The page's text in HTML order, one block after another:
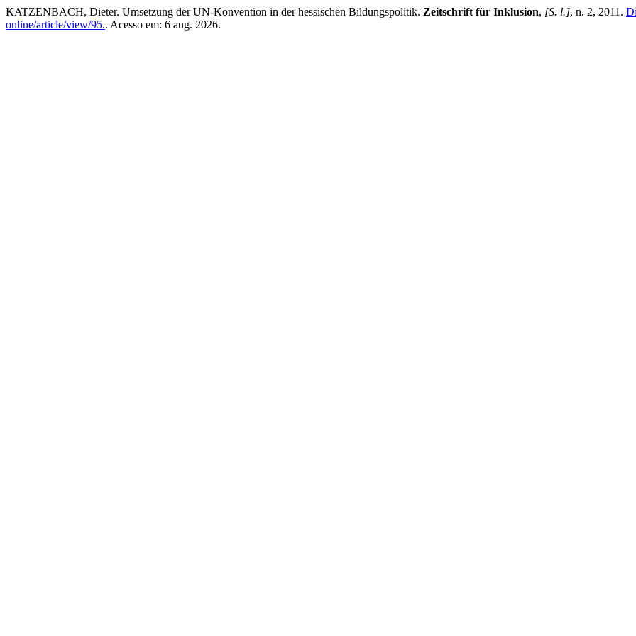
KATZENBACH, Dieter. Umsetzung der UN-Konvention in der hessischen Bildungspolitik. Zeitschrift für Inklusion, [S. l.], n. 2, 2011.
online/article/view/95.. Acesso em: 6 aug. 2026.